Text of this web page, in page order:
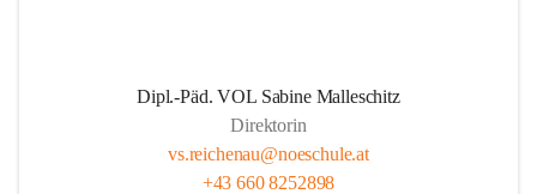
Dipl.-Päd. VOL Sabine Malleschitz
Direktorin
vs.reichenau@noeschule.at
+43 660 8252898